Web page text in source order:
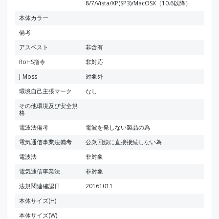
8/7/Vista/XP(SP3)/MacOSX（10.6以降）
本体カラー
備考
アスベスト
非含有
RoHS指令
非対応
J-Moss
対象外
環境自己主張マーク
なし
その他環境及び安全規
格
電波法備考
電波を発しない製品の為
電気通信事業法備考
公衆回線に直接接続しない為
電波法
非対象
電気通信事業法
非対象
法規関連確認日
20161011
本体サイズ(H)
本体サイズ(W)